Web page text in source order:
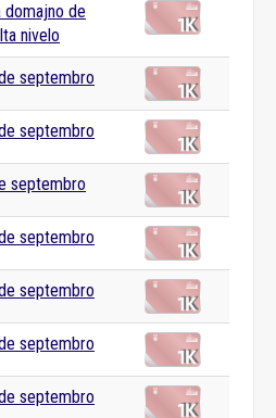
domajno de
nivelo
septembro
septembro
septembro
septembro
septembro
septembro
septembro